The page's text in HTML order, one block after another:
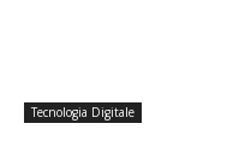
Tecnologia Digitale